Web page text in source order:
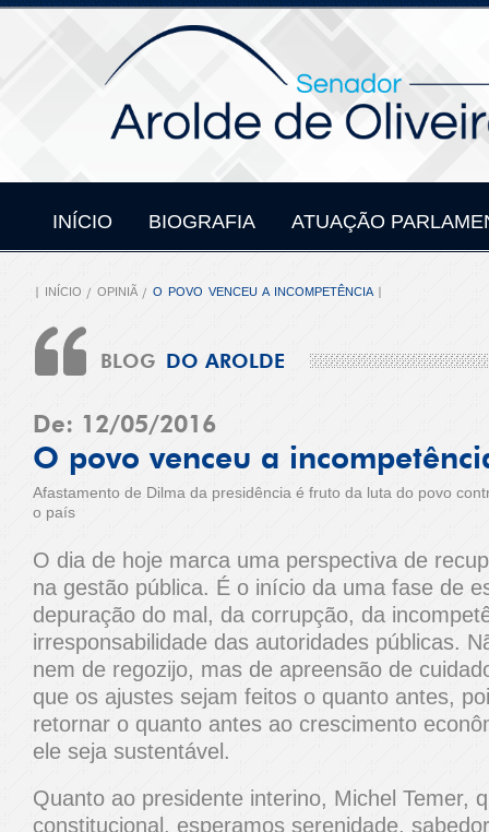
INÍCIO BIOGRAFIA ATUAÇÃO
INÍCIO OPINIÃ O POVO VENCEU A INCOMPETÊNCIA
BLOG DO AROLDE
De: 12/05/2016
O povo venceu a
Afastamento de Dilma da presidência é fruto da luta do povo
o país
O dia de hoje marca uma perspectiva de
na gestão pública. É o início da uma fase de
depuração do mal, da corrupção, da
irresponsabilidade das autoridades públicas.
nem de regozijo, mas de apreensão de
que os ajustes sejam feitos o quanto antes,
retornar o quanto antes ao crescimento
ele seja sustentável.
Quanto ao presidente interino, Michel Temer,
constitucional, esperamos serenidade,